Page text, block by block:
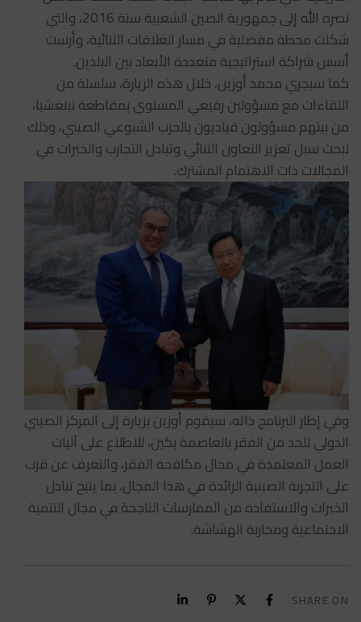
نصره الله إلى جمهورية الصين الشعبية سنة 2016، والتي
شكلت محطة مفصلية في مسار العلاقات الثنائية، وأرست
أسس شراكة استراتيجية متعددة الأبعاد بين البلدين.
كما سيجري محمد أوزين، خلال هذه الزيارة، سلسلة من
اللقاءات مع مسؤولين رفيعي المستوى بمقاطعة نينغشيا،
من بينهم مسؤولون قياديون بالحزب الشيوعي الصيني، وذلك
لبحث سبل تعزيز التعاون الثنائي وتبادل التجارب والخبرات في
المجالات ذات الاهتمام المشترك.
وفي إطار البرنامج ذاته، سيقوم أوزين بزيارة إلى المركز الصيني
الدولي للحد من الفقر بالعاصمة بكين، للاطلاع على آليات
العمل المعتمدة في مجال مكافحة الفقر، والتعرف عن قرب
على التجربة الصينية الرائدة في هذا المجال، بما يتيح تبادل
الخبرات والاستفادة من الممارسات الناجحة في مجال التنمية
الاجتماعية ومحاربة الهشاشة.
SHARE ON